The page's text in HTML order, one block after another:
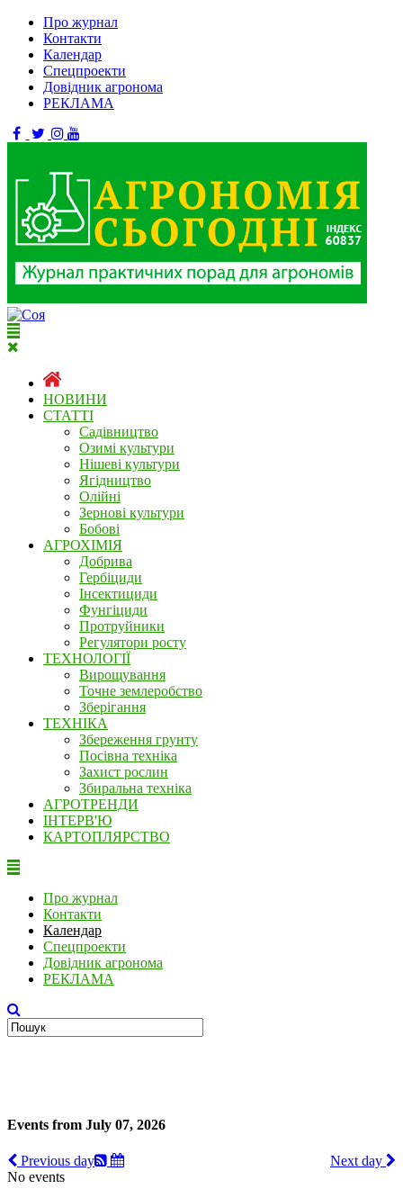
Про журнал
Контакти
Календар
Спецпроекти
Довідник агронома
РЕКЛАМА
НОВИНИ
СТАТТІ
Садівництво
Озимі культури
Нішеві культури
Ягідництво
Олійні
Зернові культури
Бобові
АГРОХІМІЯ
Добрива
Гербіциди
Інсектициди
Фунгіциди
Протруйники
Регулятори росту
ТЕХНОЛОГІЇ
Вирощування
Точне землеробство
Зберігання
ТЕХНІКА
Збереження грунту
Посівна техніка
Захист рослин
Збиральна техніка
АГРОТРЕНДИ
ІНТЕРВ'Ю
КАРТОПЛЯРСТВО
Про журнал
Контакти
Календар
Спецпроекти
Довідник агронома
РЕКЛАМА
Events from July 07, 2026
Previous day
Next day
No events